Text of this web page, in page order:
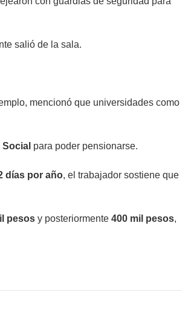
salió de la sala.
mencionó que universidades como
para poder pensionarse.
días por año, el trabajador sostiene que
pesos y posteriormente 400 mil pesos,